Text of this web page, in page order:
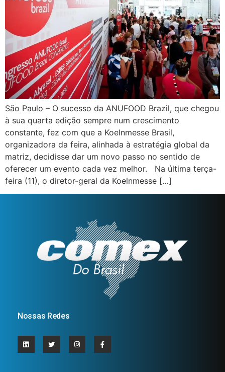
São Paulo – O sucesso da ANUFOOD Brazil, que chegou
à sua quarta edição sempre num crescimento
constante, fez com que a Koelnmesse Brasil,
organizadora da feira, alinhada à estratégia global da
matriz, decidisse dar um novo passo no sentido de
oferecer um evento cada vez melhor. Na última terça-
feira (11), o diretor-geral da Koelnmesse […]
Nossas Redes